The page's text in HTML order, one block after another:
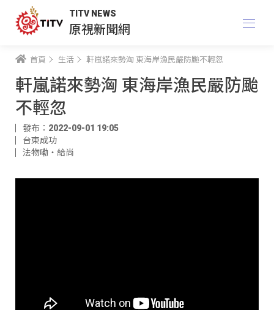
TITV NEWS
原視新聞網
首頁 生活 軒嵐諾來勢洶 東海岸漁民嚴防颱不輕忽
軒嵐諾來勢洶 東海岸漁民嚴防颱
不輕忽
發布：2022-09-01 19:05
台東成功
法物嘞‧給尚